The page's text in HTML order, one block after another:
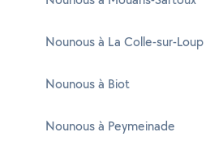
Nounous à La Colle-sur-Loup
Nounous à Biot
Nounous à Peymeinade